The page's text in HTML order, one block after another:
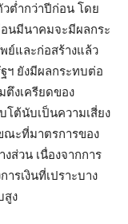
ต่ำกว่าปีก่อน โดย
นมีนาคมจะมีผลกระ
ย์และก่อสร้างแล้ว
ฯ ยังมีผลกระทบต่อ
ตึงเครียดของ
ต้นับเป็นความเสี่ยง
ณะที่มาตรการของ
ส่วน เนื่องจากการ
รเงินที่เปราะบาง
สูง